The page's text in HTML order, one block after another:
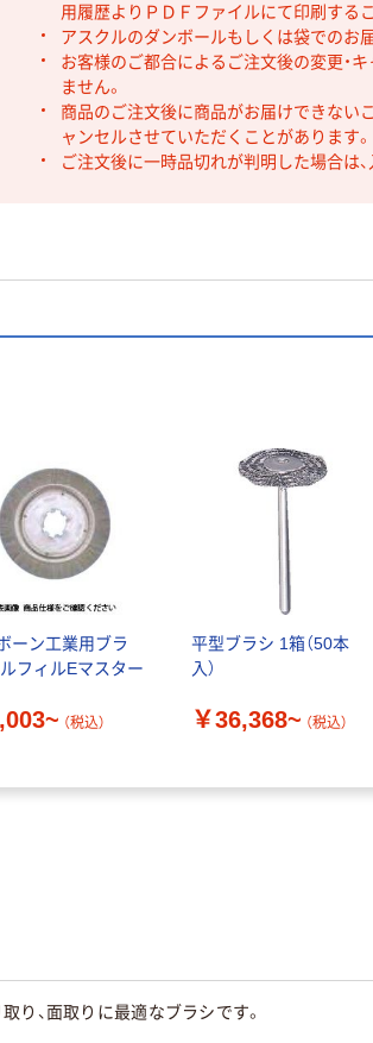
用履歴よりＰＤＦファイルにて印刷する
アスクルのダンボールもしくは袋でのお
お客様のご都合によるご注文後の変更・キ
ません。
商品のご注文後に商品がお届けできない
ャンセルさせていただくことがあります。
ご注文後に一時品切れが判明した場合は
ーン工業用ブラ
フィルEマスター
（税込）
平型ブラシ 1箱（50本
入）
￥36,368~ （税込）
り、面取りに最適なブラシです。